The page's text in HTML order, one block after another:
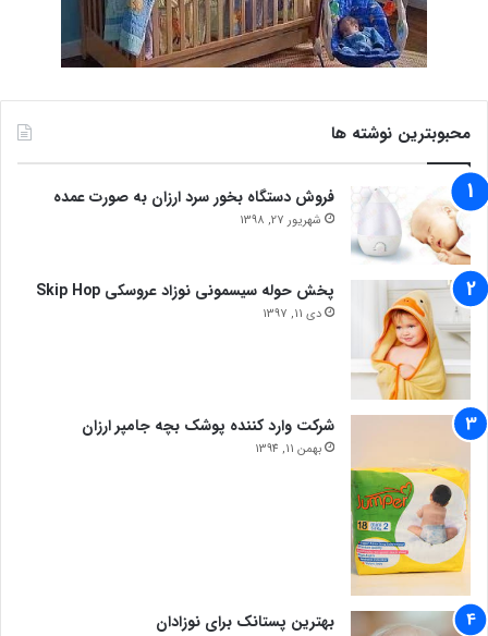
محبوبترین نوشته ها
فروش دستگاه بخور سرد ارزان به صورت عمده
شهریور 27, 1398
پخش حوله سیسمونی نوزاد عروسکی Skip Hop
دی 11, 1397
شرکت وارد کننده پوشک بچه جامپر ارزان
بهمن 11, 1394
بهترین پستانک برای نوزادان